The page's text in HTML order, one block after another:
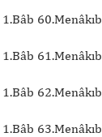
1.Bâb 60.Menâkıb
1.Bâb 61.Menâkıb
1.Bâb 62.Menâkıb
1.Bâb 63.Menâkıb